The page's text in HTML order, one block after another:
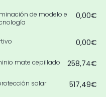
de modelo e
0,00€
0,00€
mate cepillado 258,74€
solar
517,49€